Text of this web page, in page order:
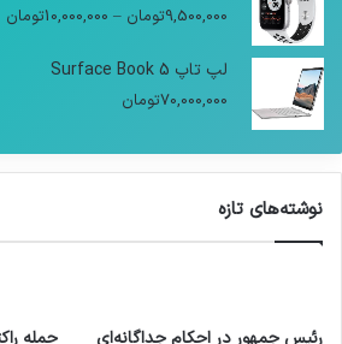
9,500,000تومان –
10,000,000تومان
لپ تاپ Surface Book 5
70,000,000تومان
نوشته‌های تازه
رئیس جمهور در احکام جداگانه‌ای
حمله